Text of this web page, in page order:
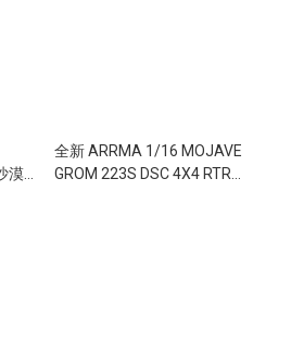
短
全新 ARRMA 1/16 MOJAVE
GROM 223S DSC 4X4 RTR